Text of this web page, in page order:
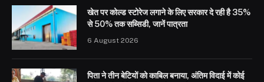
खेत पर कोल्ड स्टोरेज लगाने के लिए सरकार दे रही है 35%
से 50% तक सब्सिडी, जानें पात्रता
6 August 2026
पिता ने तीन बेटियों को काबिल बनाया, अंतिम विदाई में कोई